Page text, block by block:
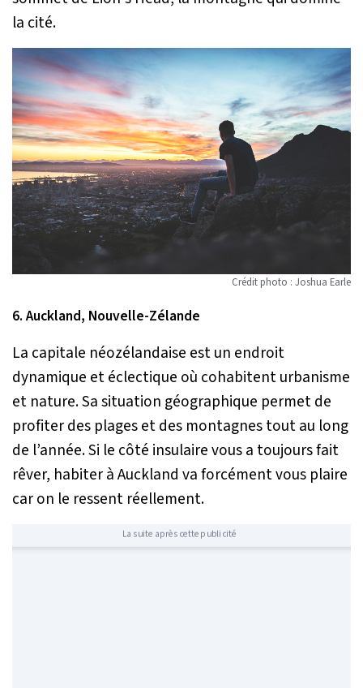
la cité.
Crédit photo : Joshua Earle
6. Auckland, Nouvelle-Zélande
La capitale néozélandaise est un endroit
dynamique et éclectique où cohabitent urbanisme
et nature. Sa situation géographique permet de
profiter des plages et des montagnes tout au long
de l’année. Si le côté insulaire vous a toujours fait
rêver, habiter à Auckland va forcément vous plaire
car on le ressent réellement.
La suite après cette publicité